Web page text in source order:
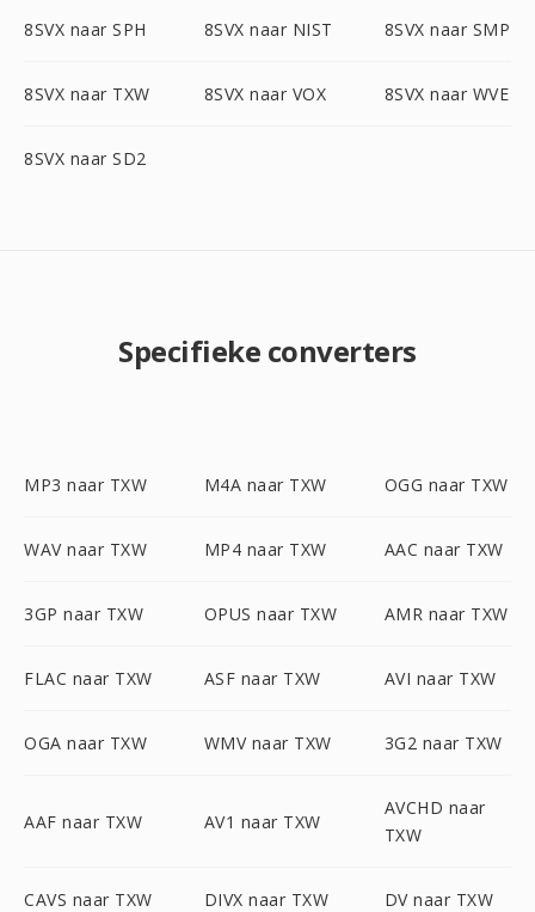
8SVX naar SPH 8SVX naar NIST 8SVX naar SMP
8SVX naar TXW 8SVX naar VOX 8SVX naar WVE
8SVX naar SD2
Specifieke converters
MP3 naar TXW M4A naar TXW OGG naar TXW
WAV naar TXW MP4 naar TXW AAC naar TXW
3GP naar TXW OPUS naar TXW AMR naar TXW
FLAC naar TXW ASF naar TXW AVI naar TXW
OGA naar TXW WMV naar TXW 3G2 naar TXW
AAF naar TXW AV1 naar TXW
AVCHD naar
TXW
CAVS naar TXW DIVX naar TXW DV naar TXW